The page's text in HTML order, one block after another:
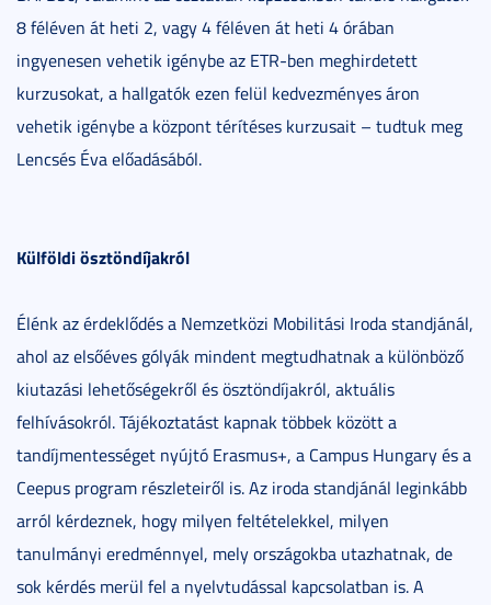
8 féléven át heti 2, vagy 4 féléven át heti 4 órában
ingyenesen vehetik igénybe az ETR-ben meghirdetett
kurzusokat, a hallgatók ezen felül kedvezményes áron
vehetik igénybe a központ térítéses kurzusait – tudtuk meg
Lencsés Éva előadásából.
Külföldi ösztöndíjakról
Élénk az érdeklődés a Nemzetközi Mobilitási Iroda standjánál,
ahol az elsőéves gólyák mindent megtudhatnak a különböző
kiutazási lehetőségekről és ösztöndíjakról, aktuális
felhívásokról. Tájékoztatást kapnak többek között a
tandíjmentességet nyújtó Erasmus+, a Campus Hungary és a
Ceepus program részleteiről is. Az iroda standjánál leginkább
arról kérdeznek, hogy milyen feltételekkel, milyen
tanulmányi eredménnyel, mely országokba utazhatnak, de
sok kérdés merül fel a nyelvtudással kapcsolatban is. A